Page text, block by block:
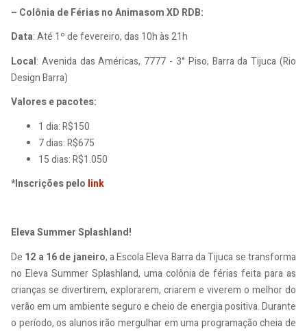
– Colônia de Férias no Animasom XD RDB:
Data: Até 1º de fevereiro, das 10h às 21h
Local: Avenida das Américas, 7777 - 3° Piso, Barra da Tijuca (Rio
Design Barra)
Valores e pacotes:
1 dia: R$150
7 dias: R$675
15 dias: R$1.050
*Inscrições pelo link
Eleva Summer Splashland!
De 12 a 16 de janeiro, a Escola Eleva Barra da Tijuca se transforma
no Eleva Summer Splashland, uma colônia de férias feita para as
crianças se divertirem, explorarem, criarem e viverem o melhor do
verão em um ambiente seguro e cheio de energia positiva. Durante
o período, os alunos irão mergulhar em uma programação cheia de